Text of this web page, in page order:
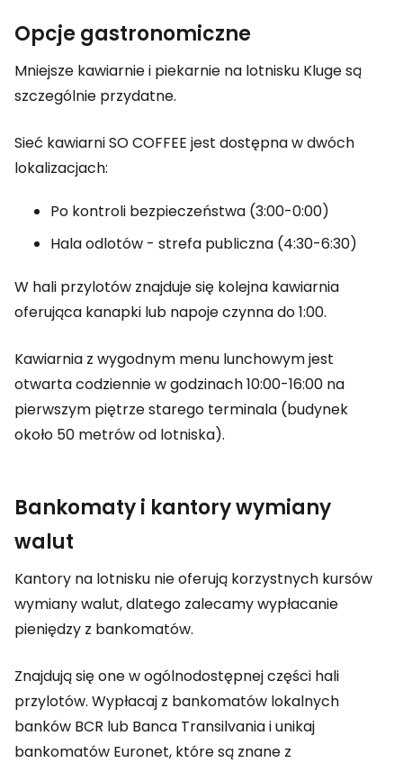
Opcje gastronomiczne
Mniejsze kawiarnie i piekarnie na lotnisku Kluge są
szczególnie przydatne.
Sieć kawiarni SO COFFEE jest dostępna w dwóch
lokalizacjach:
Po kontroli bezpieczeństwa (3:00-0:00)
Hala odlotów - strefa publiczna (4:30-6:30)
W hali przylotów znajduje się kolejna kawiarnia
oferująca kanapki lub napoje czynna do 1:00.
Kawiarnia z wygodnym menu lunchowym jest
otwarta codziennie w godzinach 10:00-16:00 na
pierwszym piętrze starego terminala (budynek
około 50 metrów od lotniska).
Bankomaty i kantory wymiany
walut
Kantory na lotnisku nie oferują korzystnych kursów
wymiany walut, dlatego zalecamy wypłacanie
pieniędzy z bankomatów.
Znajdują się one w ogólnodostępnej części hali
przylotów. Wypłacaj z bankomatów lokalnych
banków BCR lub Banca Transilvania i unikaj
bankomatów Euronet, które są znane z